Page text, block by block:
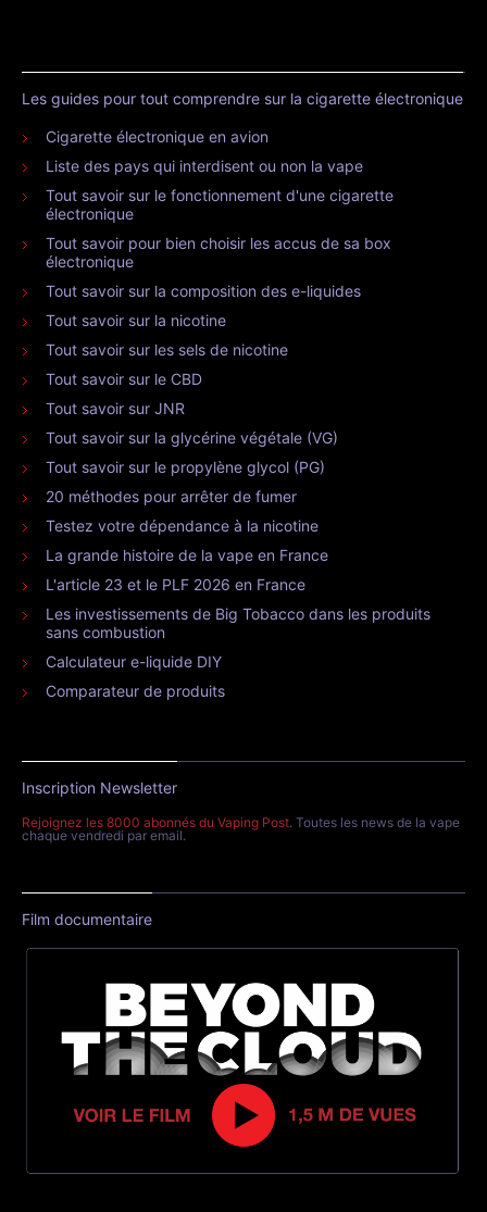
Les guides pour tout comprendre sur la cigarette électronique
Cigarette électronique en avion
Liste des pays qui interdisent ou non la vape
Tout savoir sur le fonctionnement d'une cigarette
électronique
Tout savoir pour bien choisir les accus de sa box
électronique
Tout savoir sur la composition des e-liquides
Tout savoir sur la nicotine
Tout savoir sur les sels de nicotine
Tout savoir sur le CBD
Tout savoir sur JNR
Tout savoir sur la glycérine végétale (VG)
Tout savoir sur le propylène glycol (PG)
20 méthodes pour arrêter de fumer
Testez votre dépendance à la nicotine
La grande histoire de la vape en France
L'article 23 et le PLF 2026 en France
Les investissements de Big Tobacco dans les produits
sans combustion
Calculateur e-liquide DIY
Comparateur de produits
Inscription Newsletter
Rejoignez les 8000 abonnés du Vaping Post. Toutes les news de la vape
chaque vendredi par email.
Film documentaire